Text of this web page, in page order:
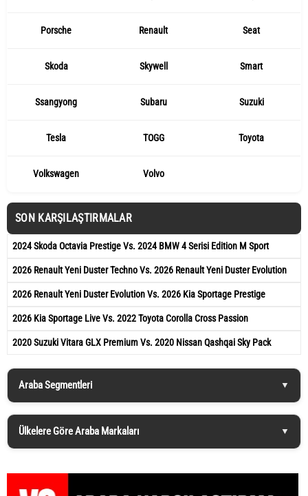
Porsche Renault Seat
Skoda Skywell Smart
Ssangyong Subaru Suzuki
Tesla TOGG Toyota
Volkswagen Volvo
SON KARŞILAŞTIRMALAR
2024 Skoda Octavia Prestige Vs. 2024 BMW 4 Serisi Edition M Sport
2026 Renault Yeni Duster Techno Vs. 2026 Renault Yeni Duster Evolution
2026 Renault Yeni Duster Evolution Vs. 2026 Kia Sportage Prestige
2026 Kia Sportage Live Vs. 2022 Toyota Corolla Cross Passion
2020 Suzuki Vitara GLX Premium Vs. 2020 Nissan Qashqai Sky Pack
Araba Segmentleri
Ülkelere Göre Araba Markaları